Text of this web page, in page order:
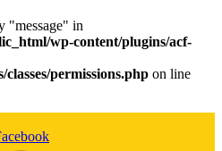
"message" in
wp-content/plugins/acf-
permissions.php on line